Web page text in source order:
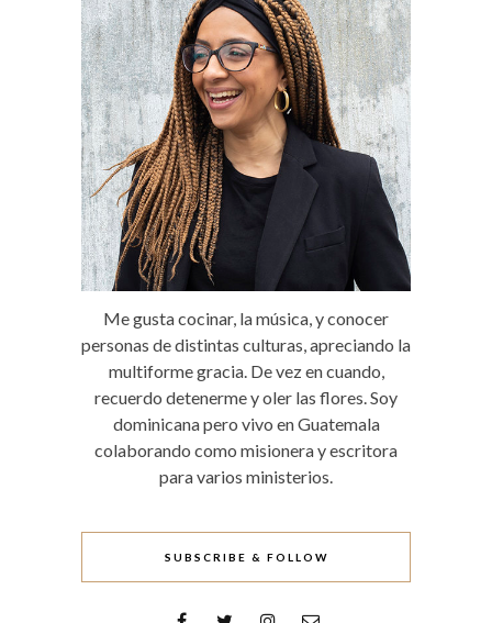
Me gusta cocinar, la música, y conocer
personas de distintas culturas, apreciando la
multiforme gracia. De vez en cuando,
recuerdo detenerme y oler las flores. Soy
dominicana pero vivo en Guatemala
colaborando como misionera y escritora
para varios ministerios.
SUBSCRIBE & FOLLOW